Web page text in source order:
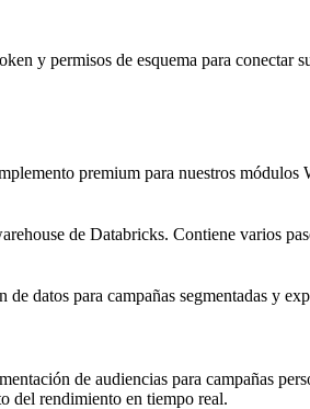
y permisos de esquema para conectar
premium para nuestros
de Databricks. Contiene varios
datos para campañas segmentadas y
de audiencias para campañas
del rendimiento en tiempo real.